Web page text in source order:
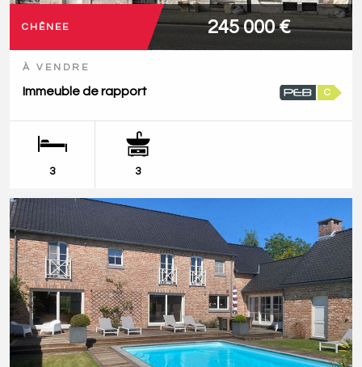
CHÊNEE 245 000 €
À VENDRE
Immeuble de rapport C
3 3